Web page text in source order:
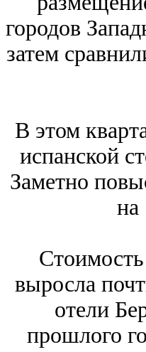
городов
затем
В этом
испанской
Заметно
на
выросла
отели
прошлого